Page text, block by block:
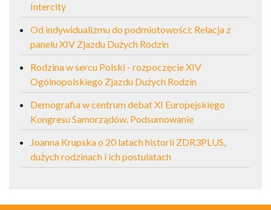
Intercity
Od indywidualizmu do podmiotowości: Relacja z
panelu XIV Zjazdu Dużych Rodzin
Rodzina w sercu Polski - rozpoczęcie XIV
Ogólnopolskiego Zjazdu Dużych Rodzin
Demografia w centrum debat XI Europejskiego
Kongresu Samorządów. Podsumowanie
Joanna Krupska o 20 latach historii ZDR3PLUS,
dużych rodzinach i ich postulatach